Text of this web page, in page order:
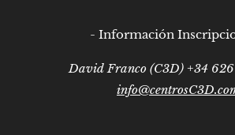
- Información
David Franco (C3D) +34